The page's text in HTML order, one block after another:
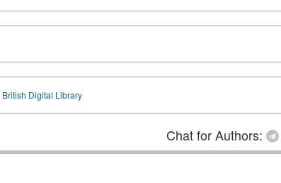
British Digital Library
Chat for Authors: